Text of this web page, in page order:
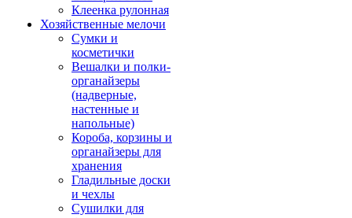
Клеенка рулонная
Хозяйственные мелочи
Сумки и
косметички
Вешалки и полки-
органайзеры
(надверные,
настенные и
напольные)
Короба, корзины и
органайзеры для
хранения
Гладильные доски
и чехлы
Сушилки для